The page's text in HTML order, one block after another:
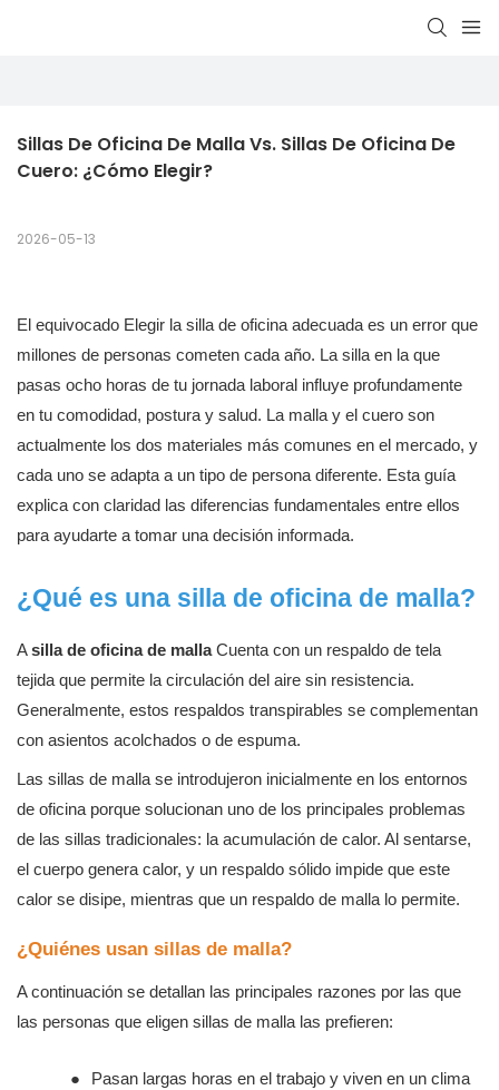
Sillas De Oficina De Malla Vs. Sillas De Oficina De
Cuero: ¿Cómo Elegir?
2026-05-13
El equivocado Elegir la silla de oficina adecuada es un error que
millones de personas cometen cada año. La silla en la que
pasas ocho horas de tu jornada laboral influye profundamente
en tu comodidad, postura y salud. La malla y el cuero son
actualmente los dos materiales más comunes en el mercado, y
cada uno se adapta a un tipo de persona diferente. Esta guía
explica con claridad las diferencias fundamentales entre ellos
para ayudarte a tomar una decisión informada.
¿Qué es una silla de oficina de malla?
Asilla de oficina de mallaCuenta con un respaldo de tela
tejida que permite la circulación del aire sin resistencia.
Generalmente, estos respaldos transpirables se complementan
con asientos acolchados o de espuma.
Las sillas de malla se introdujeron inicialmente en los entornos
de oficina porque solucionan uno de los principales problemas
de las sillas tradicionales: la acumulación de calor. Al sentarse,
el cuerpo genera calor, y un respaldo sólido impide que este
calor se disipe, mientras que un respaldo de malla lo permite.
¿Quiénes usan sillas de malla?
A continuación se detallan las principales razones por las que
las personas que eligen sillas de malla las prefieren:
●
Pasan largas horas en el trabajo y viven en un clima